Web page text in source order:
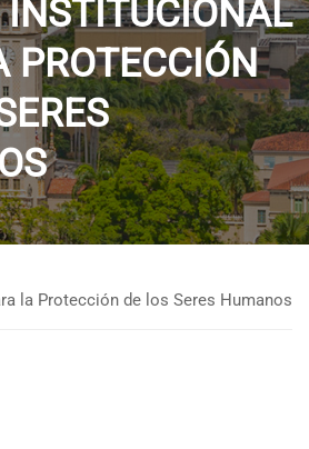
PROTECCIÓN
la Protección de los Seres Humanos